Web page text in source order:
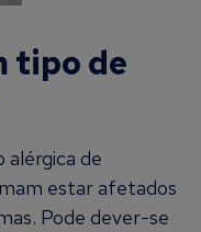
tipo de
alérgica de
estar afetados
Pode dever-se